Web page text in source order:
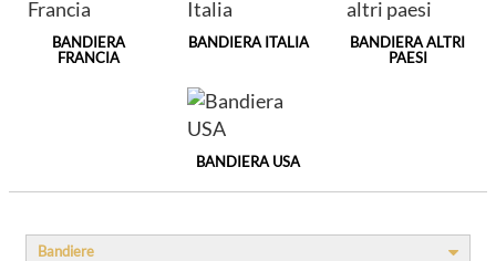
BANDIERA
FRANCIA
BANDIERA ITALIA
BANDIERA ALTRI
PAESI
BANDIERA USA
Bandiere